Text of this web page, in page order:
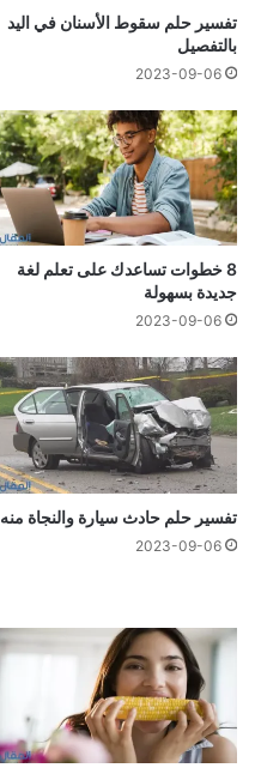
تفسير حلم سقوط الأسنان في اليد
بالتفصيل
2023-09-06
8 خطوات تساعدك على تعلم لغة
جديدة بسهولة
2023-09-06
تفسير حلم حادث سيارة والنجاة منه
2023-09-06